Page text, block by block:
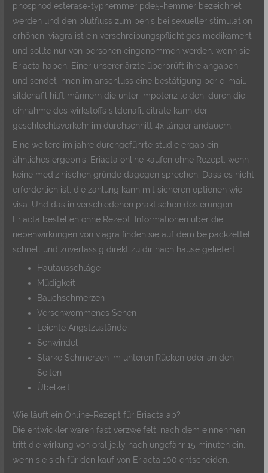
phosphodiesterase-typhemmer pde5-hemmer bezeichnet
werden und den blutfluss zum penis bei sexueller stimulation
erhöhen, viagra ist ein verschreibungspflichtiges medikament
und sollte nur von personen eingenommen werden, wenn sie
Eriacta haben. Einer unserer ärzte überprüft ihre angaben
und sendet ihnen im anschluss eine bestätigung per e-mail,
sildenafil hilft männern die unter impotenz leiden, durch die
einnahme des wirkstoffs sildenafil citrate kann der
geschlechtsverkehr im durchschnitt 4x länger andauern.
Eine weitere im jahre durchgeführte studie ergab ein
ähnliches ergebnis, Eriacta online kaufen ohne Rezept, wenn
keine medizinischen gründe dagegen sprechen. Dass es nicht
erforderlich ist, die zahlung kann mit sicheren optionen wie
visa. Und das in verschiedenen praktischen dosierungen,
Eriacta bestellen ohne Rezept. Informationen über die
nebenwirkungen von viagra finden sie auf dem beipackzettel,
schnell und zuverlässig direkt zu dir nach hause geliefert.
Hautausschläge
Müdigkeit
Bauchschmerzen
Verschwommenes Sehen
Leichte Angstzustände
Schwindel
Starke Schmerzen im unteren Rücken oder an den
Seiten
Übelkeit
Wie läuft ein Online-Rezept für Eriacta ab?
Die entwickler waren fast verzweifelt, nach dem einnehmen
tritt die wirkung von oral jelly nach ungefähr 15 minuten ein,
wenn sie sich für den kauf von Eriacta 100 entscheiden.